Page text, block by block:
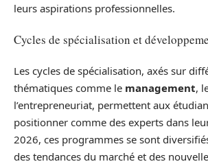
leurs aspirations professionnelles.
Cycles de spécialisation et
Les cycles de spécialisation, axés sur
thématiques comme le management,
l’entrepreneuriat, permettent aux
positionner comme des experts dans
2026, ces programmes se sont
des tendances du marché et des